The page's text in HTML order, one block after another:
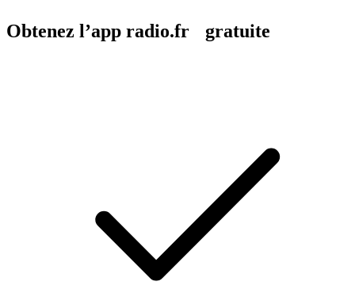
Obtenez l’app radio.fr gratuite